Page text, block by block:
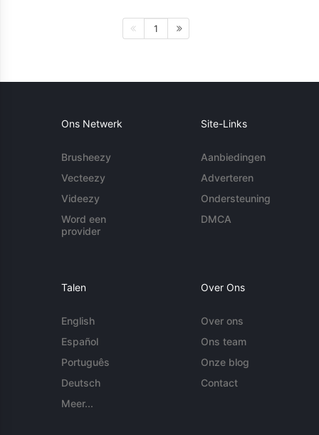
1
Ons Netwerk
Brusheezy
Vecteezy
Videezy
Word een
provider
Site-Links
Aanbiedingen
Adverteren
Ondersteuning
DMCA
Talen
English
Español
Português
Deutsch
Meer...
Over Ons
Over ons
Ons team
Onze blog
Contact